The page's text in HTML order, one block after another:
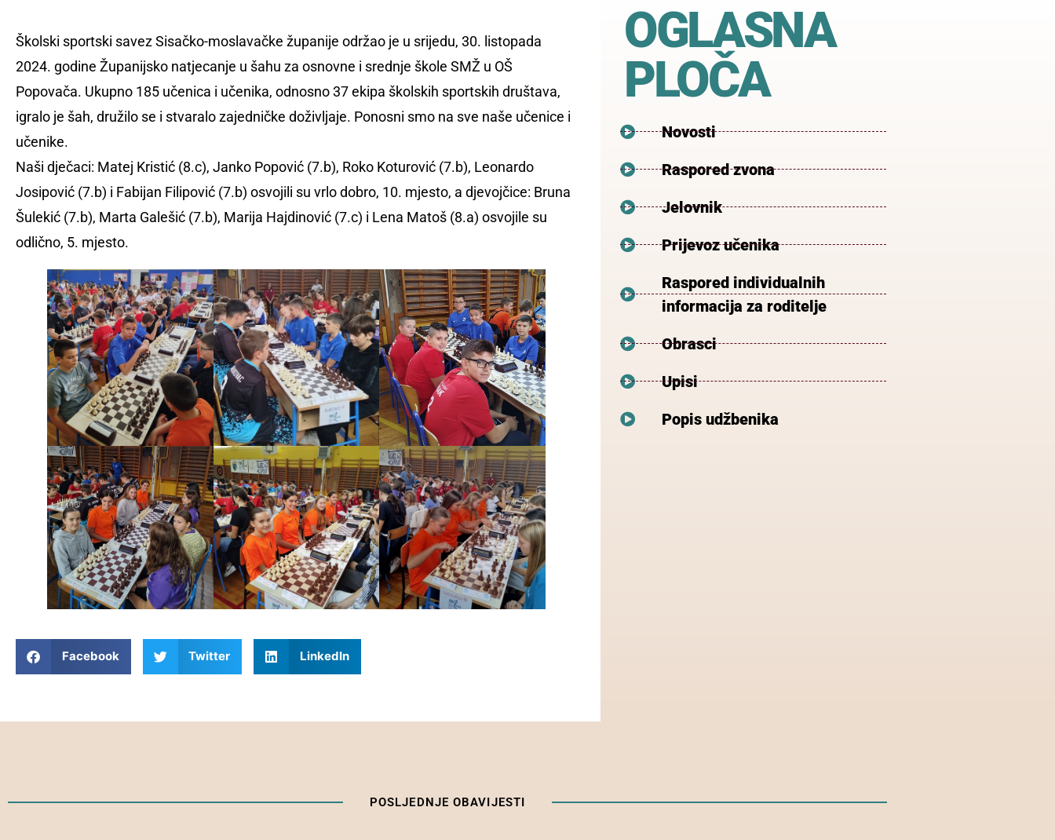
Školski sportski savez Sisačko-moslavačke županije održao je u srijedu, 30. listopada
2024. godine Županijsko natjecanje u šahu za osnovne i srednje škole SMŽ u OŠ
Popovača. Ukupno 185 učenica i učenika, odnosno 37 ekipa školskih sportskih društava,
igralo je šah, družilo se i stvaralo zajedničke doživljaje. Ponosni smo na sve naše učenice i
učenike.
Naši dječaci: Matej Kristić (8.c), Janko Popović (7.b), Roko Koturović (7.b), Leonardo
Josipović (7.b) i Fabijan Filipović (7.b) osvojili su vrlo dobro, 10. mjesto, a djevojčice: Bruna
Šulekić (7.b), Marta Galešić (7.b), Marija Hajdinović (7.c) i Lena Matoš (8.a) osvojile su
odlično, 5. mjesto.
Facebook Twitter LinkedIn
OGLASNA
PLOČA
Novosti
Raspored zvona
Jelovnik
Prijevoz učenika
Raspored individualnih
informacija za roditelje
Obrasci
Upisi
Popis udžbenika
POSLJEDNJE OBAVIJESTI